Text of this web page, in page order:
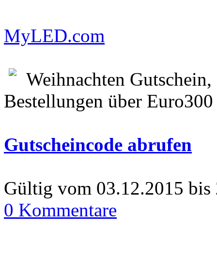
MyLED.com
Weihnachten
Bestellungen über Euro300
Gutscheincode abrufen
Gültig vom 03.12.2015 bis
0 Kommentare